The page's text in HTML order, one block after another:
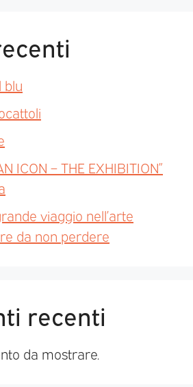
blu
ICON – THE EXHIBITION”
viaggio nell’arte
da non perdere
recenti
da mostrare.